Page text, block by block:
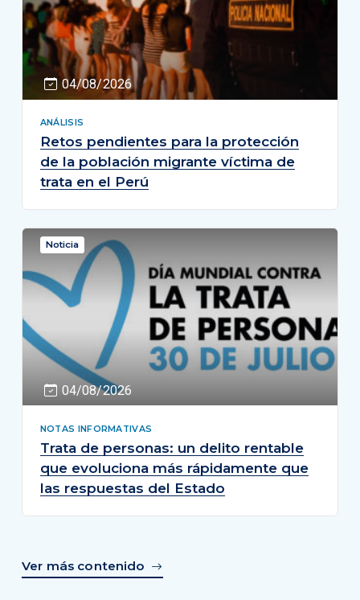
04/08/2026
ANÁLISIS
Retos pendientes para la protección
de la población migrante víctima de
trata en el Perú
Noticia
04/08/2026
NOTAS INFORMATIVAS
Trata de personas: un delito rentable
que evoluciona más rápidamente que
las respuestas del Estado
Ver más contenido